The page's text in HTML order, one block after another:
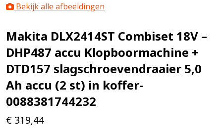
Bekijk alle afbeeldingen
Makita DLX2414ST Combiset 18V –
DHP487 accu Klopboormachine +
DTD157 slagschroevendraaier 5,0
Ah accu (2 st) in koffer-
0088381744232
€ 319,44